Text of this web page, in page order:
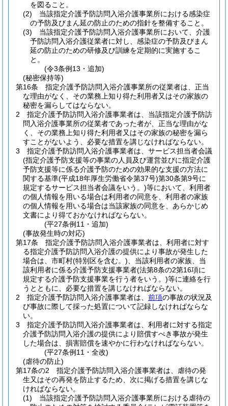
を図ること。
(2)
当該指定介護予防訪問入浴介護事業所における感染症
の予防及びまん延の防止のための指針を整備すること。
(3)
当該指定介護予防訪問入浴介護事業所において、介護
予防訪問入浴介護従業者に対し、感染症の予防及びまん
延の防止のための研修及び訓練を定期的に実施するこ
と。
(令3条例13・追加)
(秘密保持等)
第16条
指定介護予防訪問入浴介護事業所の従業者は、正当
な理由がなく、その業務上知り得た利用者又はその家族の
秘密を漏らしてはならない。
2
指定介護予防訪問入浴介護事業者は、当該指定介護予防訪
問入浴介護事業所の従業者であった者が、正当な理由がな
く、その業務上知り得た利用者又はその家族の秘密を漏ら
すことがないよう、必要な措置を講じなければならない。
3
指定介護予防訪問入浴介護事業者は、サービス担当者会議
(指定介護予防支援等の事業の人員及び運営並びに指定介護
予防支援等に係る介護予防のための効果的な支援の方法に
関する基準(平成18年厚生労働省令第37号)第30条第9号に
規定するサービス担当者会議をいう。)等において、利用者
の個人情報を用いる場合は利用者の同意を、利用者の家族
の個人情報を用いる場合は当該家族の同意を、あらかじめ
文書により得ておかなければならない。
(平27条例11・追加)
(事故発生時の対応)
第17条
指定介護予防訪問入浴介護事業者は、利用者に対す
る指定介護予防訪問入浴介護の提供により事故が発生した
場合は、市町村(特別区を含む。) 、当該利用者の家族、当
該利用者に係る介護予防支援事業者(法第8条の2第16項に
規定する介護予防支援事業を行う者をいう。)等に連絡を行
うとともに、必要な措置を講じなければならない。
2
指定介護予防訪問入浴介護事業者は、 前項の事故の状況及
び事故に際して採った処置について記録しなければならな
い。
3
指定介護予防訪問入浴介護事業者は、利用者に対する指定
介護予防訪問入浴介護の提供により賠償すべき事故が発生
した場合は、損害賠償を速やかに行わなければならない。
(平27条例11・全改)
(虐待の防止)
第17条の2
指定介護予防訪問入浴介護事業者は、虐待の発
生又はその再発を防止するため、次に掲げる措置を講じな
ければならない。
(1)
当該指定介護予防訪問入浴介護事業所における虐待の